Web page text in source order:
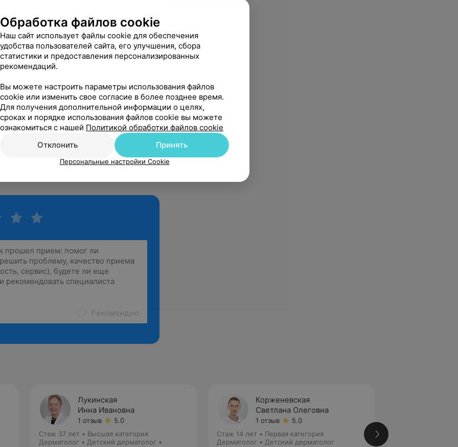
безопасностью медицинской
им. проф. В. Ф. Войно-Ясенецкого
болезни кожи. Особенности
у детей», ИПО ФГБОУ ВО
Минздрава России;
заболеваний кожи» на базе УО
УЗИ кожи», Институт повышения
здравоохранения УО «БГМУ»;
центр «Наутилус», г.
Рекомендую
Лукинская
Инна Ивановна
1 отзыв
5.0
Стаж 37 лет • Высшая категория
Дерматолог • Детский дерматолог •
Корженевская
Светлана Олеговна
1 отзыв
5.0
Стаж 14 лет • Первая категория
Дерматолог • Детский дерматолог
Обработка файлов cookie
Наш сайт использует файлы cookie для обеспечения
удобства пользователей сайта, его улучшения, сбора
статистики и предоставления персонализированных
рекомендаций.
Вы можете настроить параметры использования файлов
cookie или изменить свое согласие в более позднее время.
Для получения дополнительной информации о целях,
сроках и порядке использования файлов cookie вы можете
ознакомиться с нашей Политикой обработки файлов cookie
Отклонить
Принять
Персональные настройки Cookie